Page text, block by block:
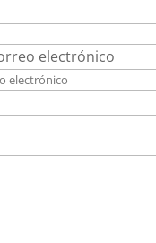
electrónico